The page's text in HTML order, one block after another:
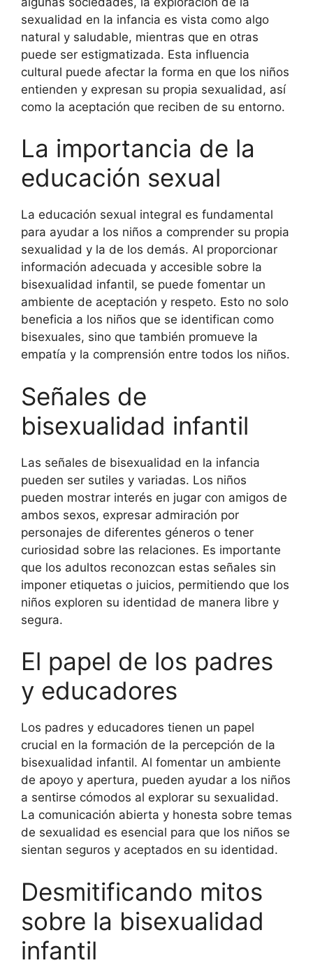
sexualidad en la infancia es vista como algo
natural y saludable, mientras que en otras
puede ser estigmatizada. Esta influencia
cultural puede afectar la forma en que los niños
entienden y expresan su propia sexualidad, así
como la aceptación que reciben de su entorno.
La importancia de la
educación sexual
La educación sexual integral es fundamental
para ayudar a los niños a comprender su propia
sexualidad y la de los demás. Al proporcionar
información adecuada y accesible sobre la
bisexualidad infantil, se puede fomentar un
ambiente de aceptación y respeto. Esto no solo
beneficia a los niños que se identifican como
bisexuales, sino que también promueve la
empatía y la comprensión entre todos los niños.
Señales de
bisexualidad infantil
Las señales de bisexualidad en la infancia
pueden ser sutiles y variadas. Los niños
pueden mostrar interés en jugar con amigos de
ambos sexos, expresar admiración por
personajes de diferentes géneros o tener
curiosidad sobre las relaciones. Es importante
que los adultos reconozcan estas señales sin
imponer etiquetas o juicios, permitiendo que los
niños exploren su identidad de manera libre y
segura.
El papel de los padres
y educadores
Los padres y educadores tienen un papel
crucial en la formación de la percepción de la
bisexualidad infantil. Al fomentar un ambiente
de apoyo y apertura, pueden ayudar a los niños
a sentirse cómodos al explorar su sexualidad.
La comunicación abierta y honesta sobre temas
de sexualidad es esencial para que los niños se
sientan seguros y aceptados en su identidad.
Desmitificando mitos
sobre la bisexualidad
infantil